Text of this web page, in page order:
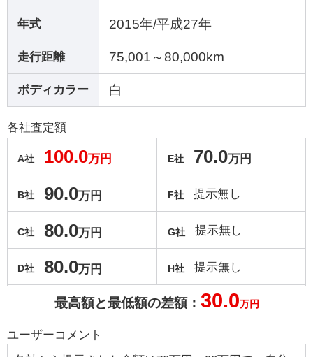
年式 2015年/平成27年
走行距離 75,001～80,000km
ボディカラー 白
各社査定額
A社 100.0万円
B社 90.0万円
C社 80.0万円
D社 80.0万円
E社 70.0万円
F社 提示無し
G社 提示無し
H社 提示無し
最高額と最低額の差額： 30.0万円
ユーザーコメント